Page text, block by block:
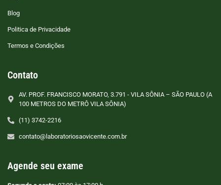
Blog
Politica de Privacidade
Termos e Condições
Contato
AV. PROF. FRANCISCO MORATO, 3.791 - VILA SÔNIA – SÃO PAULO (A
100 METROS DO METRÔ VILA SÔNIA)
(11) 3742-2216
contato@laboratoriosaovicente.com.br
Agende seu exame